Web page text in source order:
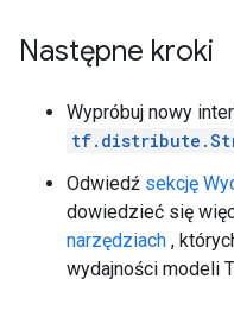
Następne kroki
Wypróbuj nowy
Odwiedź sekcję
dowiedzieć się
narzędziach ,
wydajności modeli